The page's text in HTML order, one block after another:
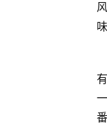
风
味
有
一
番